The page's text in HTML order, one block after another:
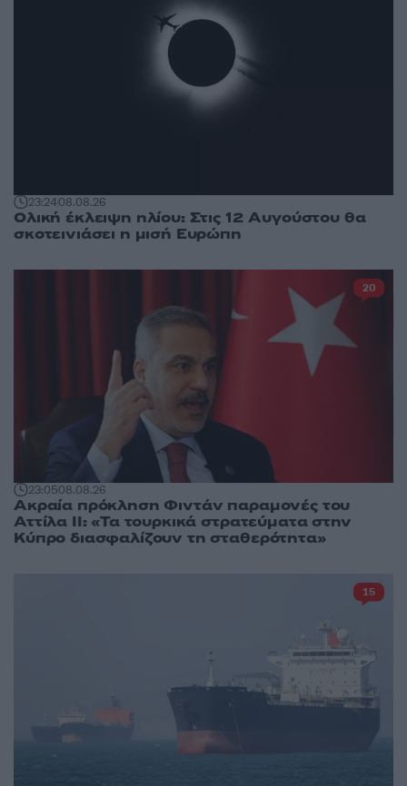
23:2408.08.26
Ολική έκλειψη ηλίου: Στις 12 Αυγούστου θα
σκοτεινιάσει η μισή Ευρώπη
23:0508.08.26
Ακραία πρόκληση Φιντάν παραμονές του
Αττίλα ΙΙ: «Τα τουρκικά στρατεύματα στην
Κύπρο διασφαλίζουν τη σταθερότητα»
20
15